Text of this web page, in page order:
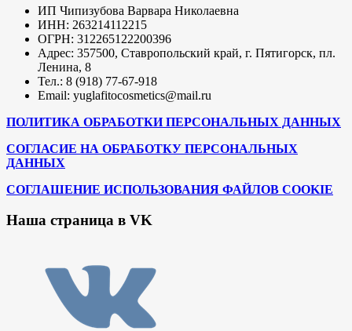
ИП Чипизубова Варвара Николаевна
ИНН: 263214112215
ОГРН: 312265122200396
Адрес: 357500, Ставропольский край, г. Пятигорск, пл.
Ленина, 8
Тел.: 8 (918) 77-67-918
Email: yuglafitocosmetics@mail.ru
ПОЛИТИКА ОБРАБОТКИ ПЕРСОНАЛЬНЫХ ДАННЫХ
СОГЛАСИЕ НА ОБРАБОТКУ ПЕРСОНАЛЬНЫХ
ДАННЫХ
СОГЛАШЕНИЕ ИСПОЛЬЗОВАНИЯ ФАЙЛОВ COOKIE
Наша страница в VK